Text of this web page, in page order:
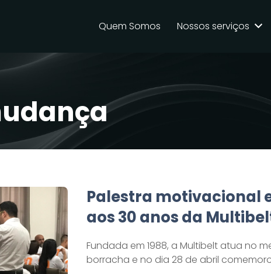
Quem Somos Nossos serviços
Palestra motivacional
aos 30 anos da
Fundada em 1988, a Multibelt atua no
borracha e no dia 28 de abril